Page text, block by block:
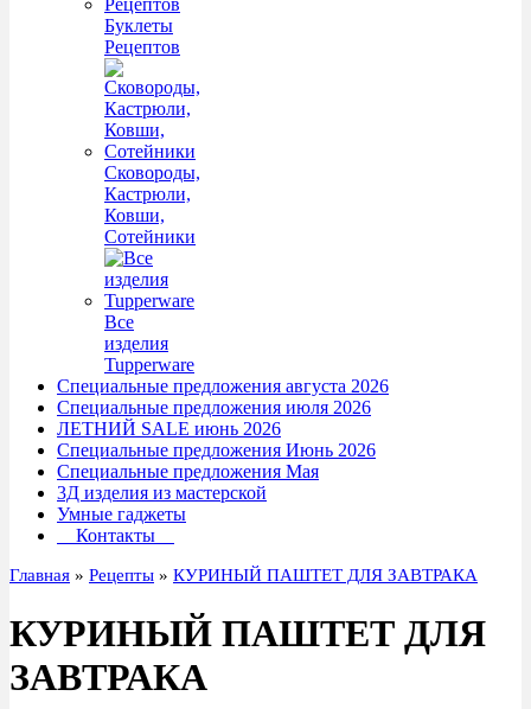
Буклеты
Рецептов
Сковороды,
Кастрюли,
Ковши,
Сотейники
Все
изделия
Tupperware
Специальные предложения августа 2026
Специальные предложения июля 2026
ЛЕТНИЙ SALE июнь 2026
Специальные предложения Июнь 2026
Специальные предложения Мая
3Д изделия из мастерской
Умные гаджеты
Контакты
Главная » Рецепты » КУРИНЫЙ ПАШТЕТ ДЛЯ ЗАВТРАКА
КУРИНЫЙ ПАШТЕТ ДЛЯ
ЗАВТРАКА